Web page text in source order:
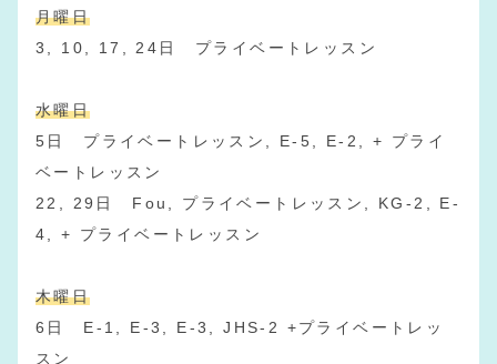
月曜日
3, 10, 17, 24日 プライベートレッスン
水曜日
5日 プライベートレッスン, E-5, E-2, + プライ
ベートレッスン
22, 29日 Fou, プライベートレッスン, KG-2, E-
4, + プライベートレッスン
木曜日
6日 E-1, E-3, E-3, JHS-2 +プライベートレッ
スン